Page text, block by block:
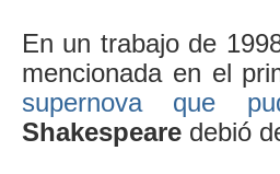
En un trabajo de
mencionada en el
supernova que
Shakespeare debió